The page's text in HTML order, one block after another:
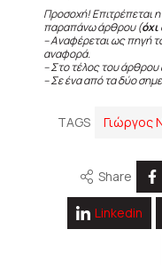
Προσοχή! Επιτρέπεται
παραπάνω άρθρου (όχι
– Αναφέρεται ως πηγή
αναφορά.
– Στο τέλος του
– Σε ένα από τα δύο
TAGS Γιώργος
Share
Linkedin